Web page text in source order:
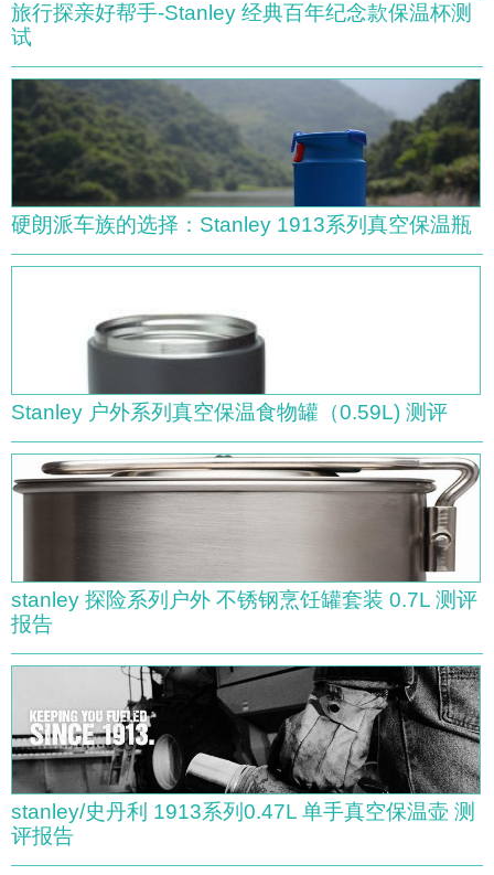
旅行探亲好帮手-Stanley 经典百年纪念款保温杯测
试
硬朗派车族的选择：Stanley 1913系列真空保温瓶
Stanley 户外系列真空保温食物罐（0.59L) 测评
stanley 探险系列户外 不锈钢烹饪罐套装 0.7L 测评
报告
stanley/史丹利 1913系列0.47L 单手真空保温壶 测
评报告